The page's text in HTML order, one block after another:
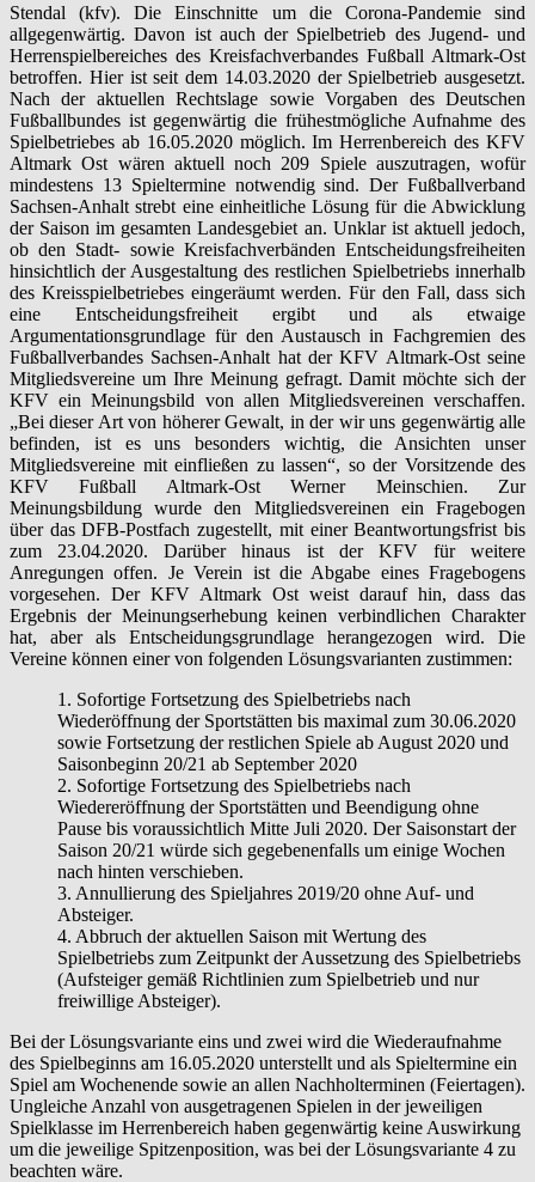
Stendal (kfv). Die Einschnitte um die Corona-Pandemie sind
allgegenwärtig. Davon ist auch der Spielbetrieb des Jugend- und
Herrenspielbereiches des Kreisfachverbandes Fußball Altmark-Ost
betroffen. Hier ist seit dem 14.03.2020 der Spielbetrieb ausgesetzt.
Nach der aktuellen Rechtslage sowie Vorgaben des Deutschen
Fußballbundes ist gegenwärtig die frühestmögliche Aufnahme des
Spielbetriebes ab 16.05.2020 möglich. Im Herrenbereich des KFV
Altmark Ost wären aktuell noch 209 Spiele auszutragen, wofür
mindestens 13 Spieltermine notwendig sind. Der Fußballverband
Sachsen-Anhalt strebt eine einheitliche Lösung für die Abwicklung
der Saison im gesamten Landesgebiet an. Unklar ist aktuell jedoch,
ob den Stadt- sowie Kreisfachverbänden Entscheidungsfreiheiten
hinsichtlich der Ausgestaltung des restlichen Spielbetriebs innerhalb
des Kreisspielbetriebes eingeräumt werden. Für den Fall, dass sich
eine Entscheidungsfreiheit ergibt und als etwaige
Argumentationsgrundlage für den Austausch in Fachgremien des
Fußballverbandes Sachsen-Anhalt hat der KFV Altmark-Ost seine
Mitgliedsvereine um Ihre Meinung gefragt. Damit möchte sich der
KFV ein Meinungsbild von allen Mitgliedsvereinen verschaffen.
„Bei dieser Art von höherer Gewalt, in der wir uns gegenwärtig alle
befinden, ist es uns besonders wichtig, die Ansichten unser
Mitgliedsvereine mit einfließen zu lassen“, so der Vorsitzende des
KFV Fußball Altmark-Ost Werner Meinschien. Zur
Meinungsbildung wurde den Mitgliedsvereinen ein Fragebogen
über das DFB-Postfach zugestellt, mit einer Beantwortungsfrist bis
zum 23.04.2020. Darüber hinaus ist der KFV für weitere
Anregungen offen. Je Verein ist die Abgabe eines Fragebogens
vorgesehen. Der KFV Altmark Ost weist darauf hin, dass das
Ergebnis der Meinungserhebung keinen verbindlichen Charakter
hat, aber als Entscheidungsgrundlage herangezogen wird. Die
Vereine können einer von folgenden Lösungsvarianten zustimmen:
1. Sofortige Fortsetzung des Spielbetriebs nach
Wiederöffnung der Sportstätten bis maximal zum 30.06.2020
sowie Fortsetzung der restlichen Spiele ab August 2020 und
Saisonbeginn 20/21 ab September 2020
2. Sofortige Fortsetzung des Spielbetriebs nach
Wiedereröffnung der Sportstätten und Beendigung ohne
Pause bis voraussichtlich Mitte Juli 2020. Der Saisonstart der
Saison 20/21 würde sich gegebenenfalls um einige Wochen
nach hinten verschieben.
3. Annullierung des Spieljahres 2019/20 ohne Auf- und
Absteiger.
4. Abbruch der aktuellen Saison mit Wertung des
Spielbetriebs zum Zeitpunkt der Aussetzung des Spielbetriebs
(Aufsteiger gemäß Richtlinien zum Spielbetrieb und nur
freiwillige Absteiger).
Bei der Lösungsvariante eins und zwei wird die Wiederaufnahme
des Spielbeginns am 16.05.2020 unterstellt und als Spieltermine ein
Spiel am Wochenende sowie an allen Nachholterminen (Feiertagen).
Ungleiche Anzahl von ausgetragenen Spielen in der jeweiligen
Spielklasse im Herrenbereich haben gegenwärtig keine Auswirkung
um die jeweilige Spitzenposition, was bei der Lösungsvariante 4 zu
beachten wäre.